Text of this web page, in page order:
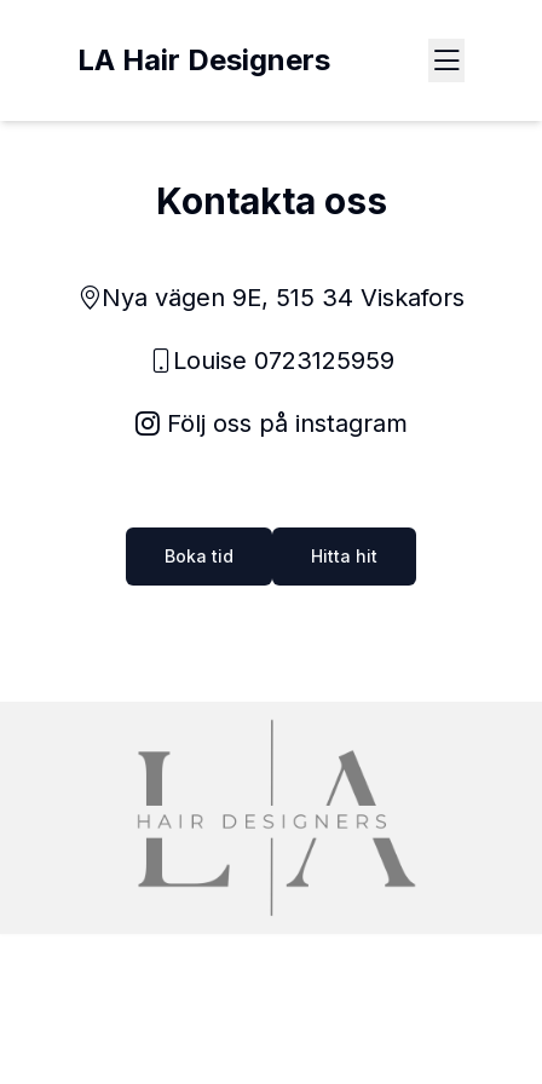
LA Hair Designers
Kontakta oss
Nya vägen 9E, 515 34 Viskafors
Louise 0723125959
Följ oss på instagram
Boka tid Hitta hit